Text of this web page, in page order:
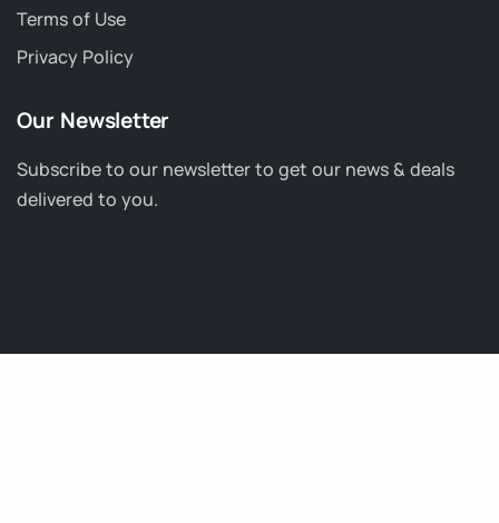
Terms of Use
Privacy Policy
Our Newsletter
Subscribe to our newsletter to get our news & deals
delivered to you.